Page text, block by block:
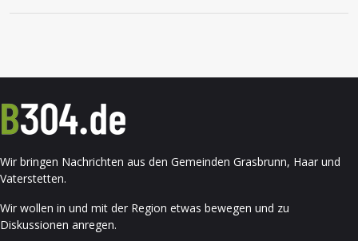
Wir bringen Nachrichten aus den Gemeinden Grasbrunn, Haar und
Vaterstetten.
Wir wollen in und mit der Region etwas bewegen und zu
Diskussionen anregen.